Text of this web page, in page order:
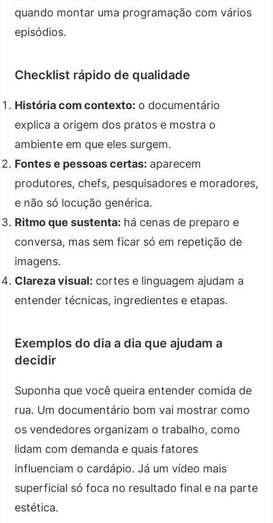
quando montar uma programação com vários
episódios.
Checklist rápido de qualidade
História com contexto: o documentário
explica a origem dos pratos e mostra o
ambiente em que eles surgem.
Fontes e pessoas certas: aparecem
produtores, chefs, pesquisadores e moradores,
e não só locução genérica.
Ritmo que sustenta: há cenas de preparo e
conversa, mas sem ficar só em repetição de
imagens.
Clareza visual: cortes e linguagem ajudam a
entender técnicas, ingredientes e etapas.
Exemplos do dia a dia que ajudam a
decidir
Suponha que você queira entender comida de
rua. Um documentário bom vai mostrar como
os vendedores organizam o trabalho, como
lidam com demanda e quais fatores
influenciam o cardápio. Já um vídeo mais
superficial só foca no resultado final e na parte
estética.